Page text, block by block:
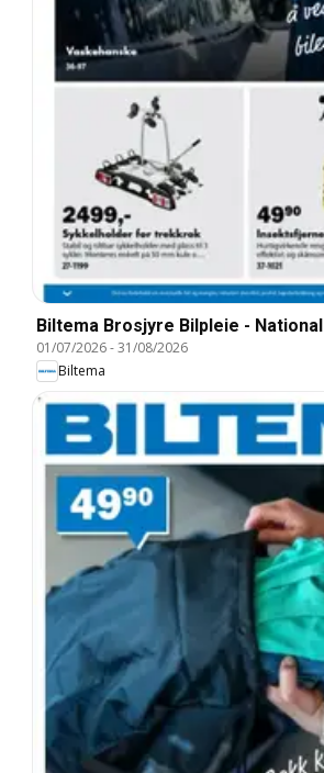
Biltema Brosjyre Bilpleie - National
01/07/2026-31/08/2026
Biltema